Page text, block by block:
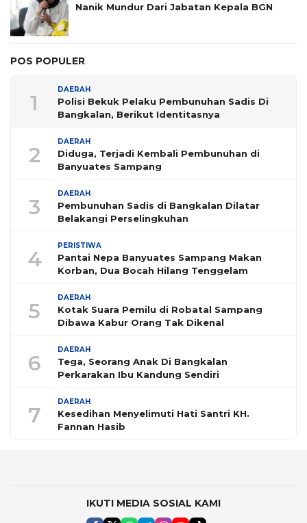
Nanik Mundur Dari Jabatan Kepala BGN
POS POPULER
1
DAERAH
Polisi Bekuk Pelaku Pembunuhan Sadis Di
Bangkalan, Berikut Identitasnya
2
DAERAH
Diduga, Terjadi Kembali Pembunuhan di
Banyuates Sampang
3
DAERAH
Pembunuhan Sadis di Bangkalan Dilatar
Belakangi Perselingkuhan
4
PERISTIWA
Pantai Nepa Banyuates Sampang Makan
Korban, Dua Bocah Hilang Tenggelam
5
DAERAH
Kotak Suara Pemilu di Robatal Sampang
Dibawa Kabur Orang Tak Dikenal
6
DAERAH
Tega, Seorang Anak Di Bangkalan
Perkarakan Ibu Kandung Sendiri
7
DAERAH
Kesedihan Menyelimuti Hati Santri KH.
Fannan Hasib
IKUTI MEDIA SOSIAL KAMI